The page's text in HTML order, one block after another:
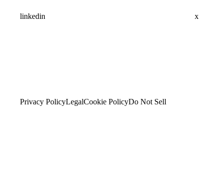
linkedin x
Privacy PolicyLegalCookie PolicyDo Not Sell